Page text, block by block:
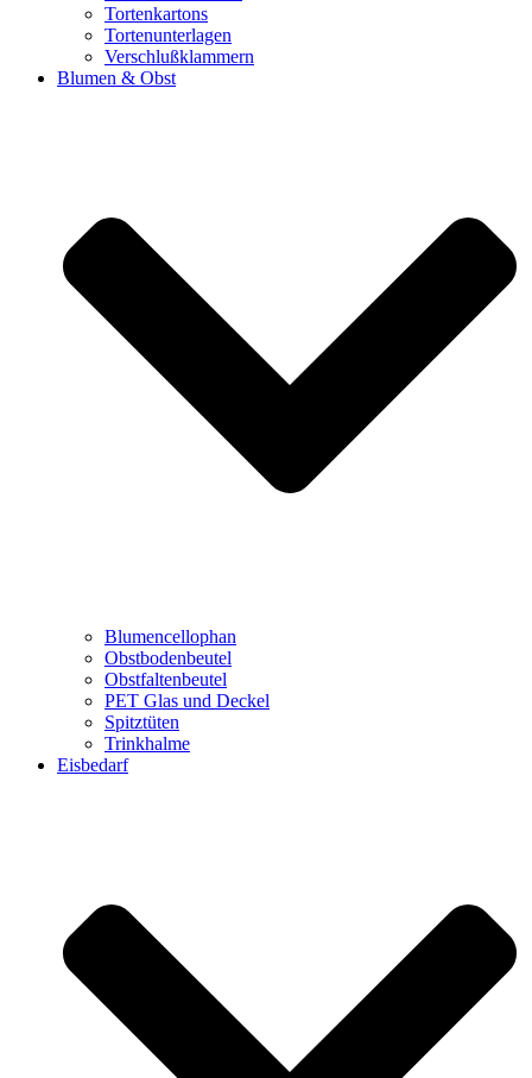
Tortenkartons
Tortenunterlagen
Verschlußklammern
Blumen & Obst
Blumencellophan
Obstbodenbeutel
Obstfaltenbeutel
PET Glas und Deckel
Spitztüten
Trinkhalme
Eisbedarf